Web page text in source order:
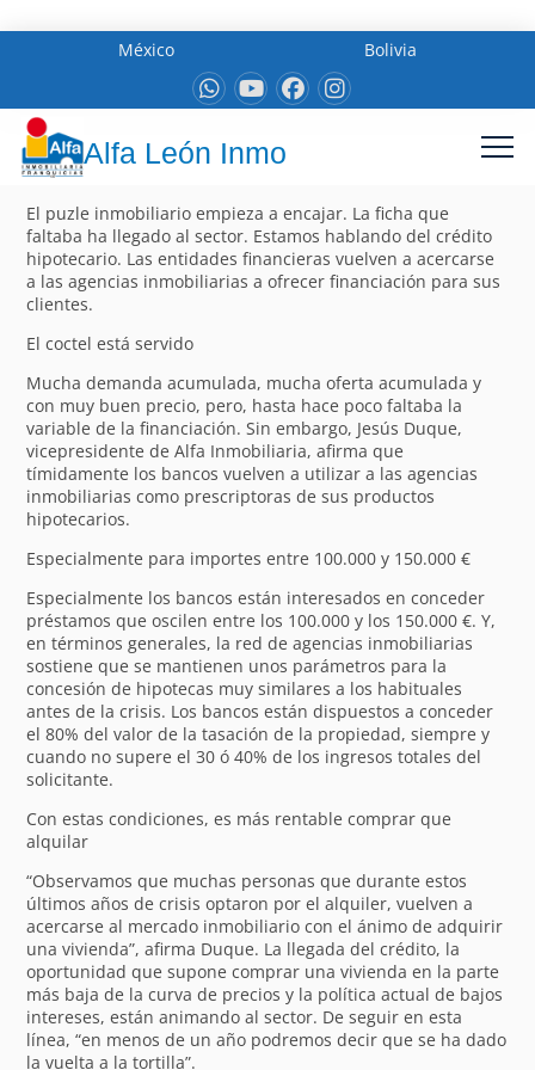
México Bolivia
Alfa León Inmo
El puzle inmobiliario empieza a encajar. La ficha que
faltaba ha llegado al sector. Estamos hablando del crédito
hipotecario. Las entidades financieras vuelven a acercarse
a las agencias inmobiliarias a ofrecer financiación para sus
clientes.
El coctel está servido
Mucha demanda acumulada, mucha oferta acumulada y
con muy buen precio, pero, hasta hace poco faltaba la
variable de la financiación. Sin embargo, Jesús Duque,
vicepresidente de Alfa Inmobiliaria, afirma que
tímidamente los bancos vuelven a utilizar a las agencias
inmobiliarias como prescriptoras de sus productos
hipotecarios.
Especialmente para importes entre 100.000 y 150.000 €
Especialmente los bancos están interesados en conceder
préstamos que oscilen entre los 100.000 y los 150.000 €. Y,
en términos generales, la red de agencias inmobiliarias
sostiene que se mantienen unos parámetros para la
concesión de hipotecas muy similares a los habituales
antes de la crisis. Los bancos están dispuestos a conceder
el 80% del valor de la tasación de la propiedad, siempre y
cuando no supere el 30 ó 40% de los ingresos totales del
solicitante.
Con estas condiciones, es más rentable comprar que
alquilar
“Observamos que muchas personas que durante estos
últimos años de crisis optaron por el alquiler, vuelven a
acercarse al mercado inmobiliario con el ánimo de adquirir
una vivienda”, afirma Duque. La llegada del crédito, la
oportunidad que supone comprar una vivienda en la parte
más baja de la curva de precios y la política actual de bajos
intereses, están animando al sector. De seguir en esta
línea, “en menos de un año podremos decir que se ha dado
la vuelta a la tortilla”.